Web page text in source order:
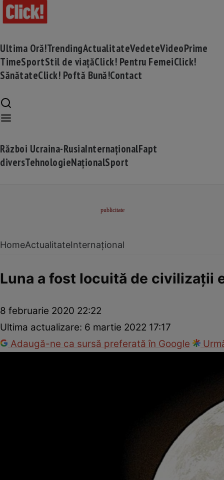
Ultima Oră!TrendingActualitateVedeteVideoPrime
TimeSportStil de viațăClick! Pentru FemeiClick!
SănătateClick! Poftă Bună!Contact
Război Ucraina-RusiaInternaționalFapt
diversTehnologieNaționalSport
HomeActualitateInternațional
Luna a fost locuită de civilizaţii
8 februarie 2020 22:22
Ultima actualizare: 6 martie 2022 17:17
Adaugă-ne ca sursă preferată în Google